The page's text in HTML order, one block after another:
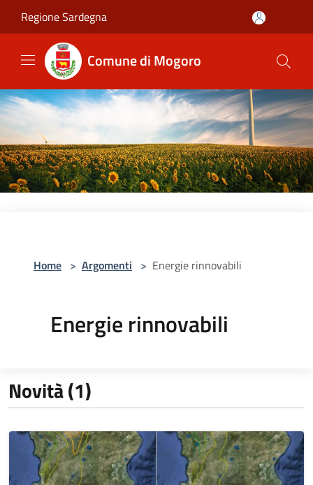
Regione Sardegna
Comune di Mogoro
Home > Argomenti > Energie rinnovabili
Energie rinnovabili
Novità (1)